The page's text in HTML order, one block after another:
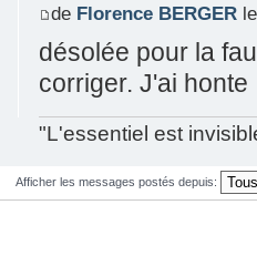
de Florence BERGERle
désolée pour la
corriger. J'ai
"L'essentiel est
Afficher les messages postés depuis: